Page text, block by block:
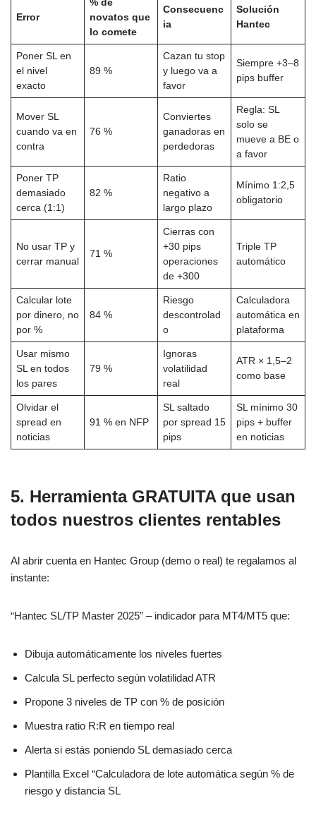
Error
% de
novatos que
lo comete
Consecuenc
ia
Solución
Hantec
Poner SL en
el nivel
exacto
89 %
Cazan tu stop
y luego va a
favor
Siempre +3–8
pips buffer
Mover SL
cuando va en
contra
76 %
Conviertes
ganadoras en
perdedoras
Regla: SL
solo se
mueve a BE o
a favor
Poner TP
demasiado
cerca (1:1)
82 %
Ratio
negativo a
largo plazo
Mínimo 1:2,5
obligatorio
No usar TP y
cerrar manual
71 %
Cierras con
+30 pips
operaciones
de +300
Triple TP
automático
Calcular lote
por dinero, no
por %
84 %
Riesgo
descontrolad
o
Calculadora
automática en
plataforma
Usar mismo
SL en todos
los pares
79 %
Ignoras
volatilidad
real
ATR × 1,5–2
como base
Olvidar el
spread en
noticias
91 % en NFP
SL saltado
por spread 15
pips
SL mínimo 30
pips + buffer
en noticias
5. Herramienta GRATUITA que usan
todos nuestros clientes rentables
Al abrir cuenta en Hantec Group (demo o real) te regalamos al
instante:
“Hantec SL/TP Master 2025” – indicador para MT4/MT5 que:
Dibuja automáticamente los niveles fuertes
Calcula SL perfecto según volatilidad ATR
Propone 3 niveles de TP con % de posición
Muestra ratio R:R en tiempo real
Alerta si estás poniendo SL demasiado cerca
Plantilla Excel “Calculadora de lote automática según % de
riesgo y distancia SL